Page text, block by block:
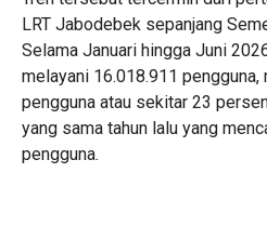
LRT Jabodebek sepanjang
Selama Januari hingga Juni
melayani 16.018.911 pengguna,
pengguna atau sekitar 23
yang sama tahun lalu yang
pengguna.